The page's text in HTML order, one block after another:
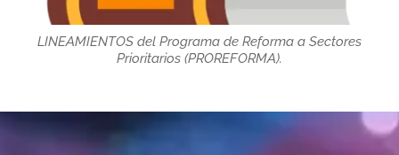
LINEAMIENTOS del Programa de Reforma a Sectores
Prioritarios (PROREFORMA).